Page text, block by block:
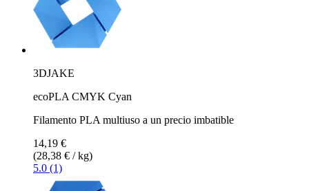
3DJAKE
ecoPLA CMYK Cyan
Filamento PLA multiuso a un precio imbatible
14,19 €
(28,38 € / kg)
5.0 (1)